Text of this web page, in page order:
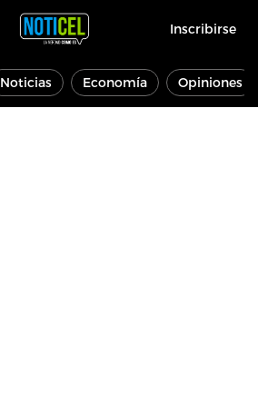
Inscribirse
Noticias Economía Opiniones